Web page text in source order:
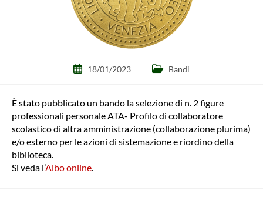
Articolo18/01/2023
Categoria
Bandi
È stato pubblicato un bando la selezione di n. 2 figure
professionali personale ATA- Profilo di collaboratore
scolastico di altra amministrazione (collaborazione plurima)
e/o esterno per le azioni di sistemazione e riordino della
biblioteca.
Si veda l’Albo online.